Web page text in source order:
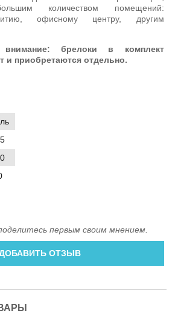
количеством помещений:
офисному центру, другим
брелоки в комплект
и приобретаются отдельно.
первым своим мнением.
ОТЗЫВ